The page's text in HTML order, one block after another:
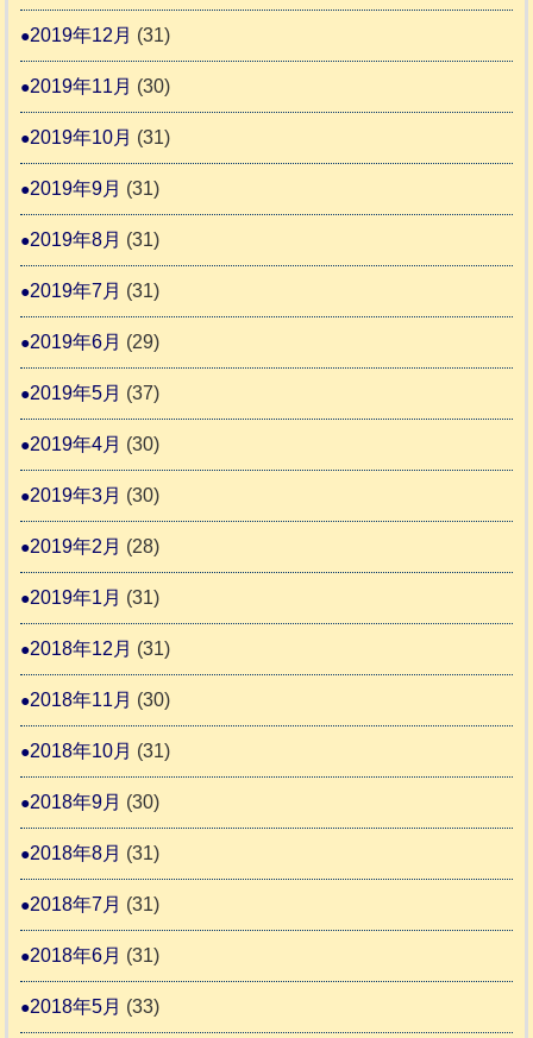
2019年12月 (31)
2019年11月 (30)
2019年10月 (31)
2019年9月 (31)
2019年8月 (31)
2019年7月 (31)
2019年6月 (29)
2019年5月 (37)
2019年4月 (30)
2019年3月 (30)
2019年2月 (28)
2019年1月 (31)
2018年12月 (31)
2018年11月 (30)
2018年10月 (31)
2018年9月 (30)
2018年8月 (31)
2018年7月 (31)
2018年6月 (31)
2018年5月 (33)